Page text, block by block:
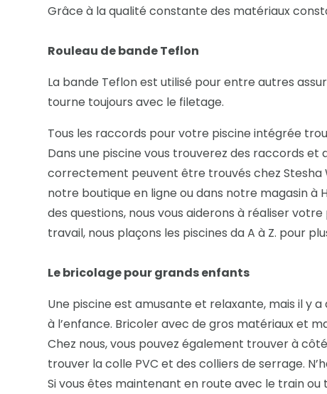
Grâce à la qualité constante des matériaux
Rouleau de bande Teflon
La bande Teflon est utilisé pour entre autres
tourne toujours avec le filetage.
Tous les raccords pour votre piscine intégrée
Dans une piscine vous trouverez des raccords
correctement peuvent être trouvés chez Stesha
notre boutique en ligne ou dans notre magasin à
des questions, nous vous aiderons à réaliser
travail, nous plaçons les piscines da A à Z. pour
Le bricolage pour grands enfants
Une piscine est amusante et relaxante, mais il y
à l’enfance. Bricoler avec de gros matériaux et
Chez nous, vous pouvez également trouver à
trouver la colle PVC et des colliers de serrage.
Si vous êtes maintenant en route avec le train